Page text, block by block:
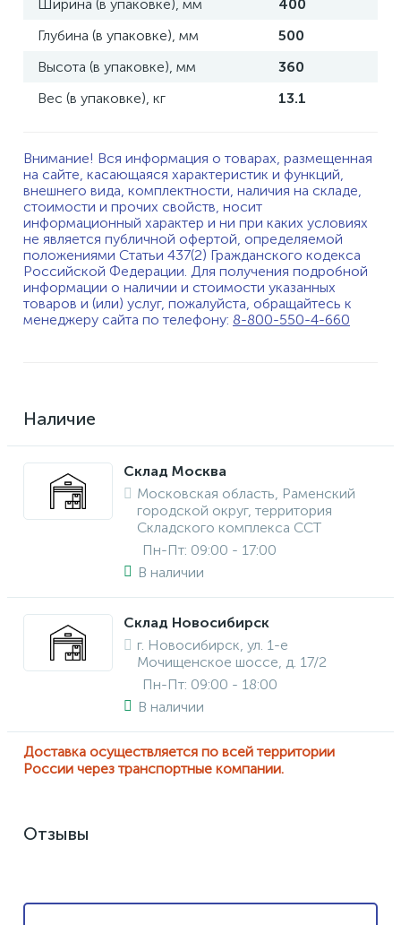
Ширина (в упаковке), мм
400
Глубина (в упаковке), мм
500
Высота (в упаковке), мм
360
Вес (в упаковке), кг
13.1
Внимание! Вся информация о товарах, размещенная
на сайте, касающаяся характеристик и функций,
внешнего вида, комплектности, наличия на складе,
стоимости и прочих свойств, носит
информационный характер и ни при каких условиях
не является публичной офертой, определяемой
положениями Статьи 437(2) Гражданского кодекса
Российской Федерации. Для получения подробной
информации о наличии и стоимости указанных
товаров и (или) услуг, пожалуйста, обращайтесь к
менеджеру сайта по телефону: 8-800-550-4-660
Наличие
Склад Москва
Московская область, Раменский
городской округ, территория
Складского комплекса ССТ
Пн-Пт: 09:00 - 17:00
В наличии
Склад Новосибирск
г. Новосибирск, ул. 1-е
Мочищенское шоссе, д. 17/2
Пн-Пт: 09:00 - 18:00
В наличии
Доставка осуществляется по всей территории
России через транспортные компании.
Отзывы